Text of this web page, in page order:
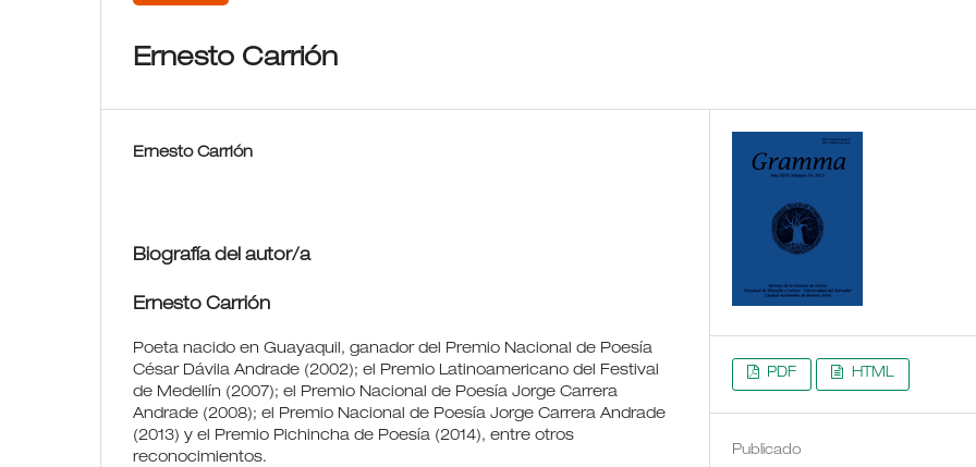
Ernesto Carrión
Ernesto Carrión
Biografía del autor/a
Ernesto Carrión
Poeta nacido en Guayaquil, ganador del Premio Nacional de Poesía
César Dávila Andrade (2002); el Premio Latinoamericano del Festival
de Medellín (2007); el Premio Nacional de Poesía Jorge Carrera
Andrade (2008); el Premio Nacional de Poesía Jorge Carrera Andrade
(2013) y el Premio Pichincha de Poesía (2014), entre otros
reconocimientos.
PDF HTML
Publicado